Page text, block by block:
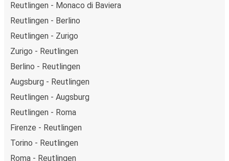
Reutlingen - Monaco di Baviera
Reutlingen - Berlino
Reutlingen - Zurigo
Zurigo - Reutlingen
Berlino - Reutlingen
Augsburg - Reutlingen
Reutlingen - Augsburg
Reutlingen - Roma
Firenze - Reutlingen
Torino - Reutlingen
Roma - Reutlingen